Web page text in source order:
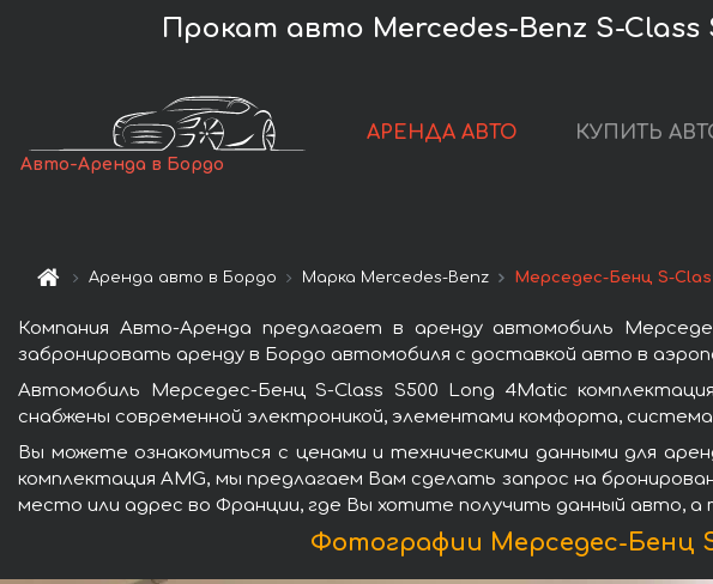
Прокат авто Mercedes-Benz S-Class
Авто-Аренда в Бордо
АРЕНДА АВТО КУПИТЬ
Аренда авто в Бордо Марка Mercedes-Benz Мерседес-Бенц S-
Компания Авто-Аренда предлагает в аренду автомобиль
забронировать аренду в Бордо автомобиля с доставкой авто в
Автомобиль Мерседес-Бенц S-Class S500 Long 4Matic
снабжены современной электроникой, элементами комфорта,
Вы можете ознакомиться с ценами и техническими данными для
комплектация AMG, мы предлагаем Вам сделать запрос на
место или адрес во Франции, где Вы хотите получить данный авто,
Фотографии Мерседес-Бенц